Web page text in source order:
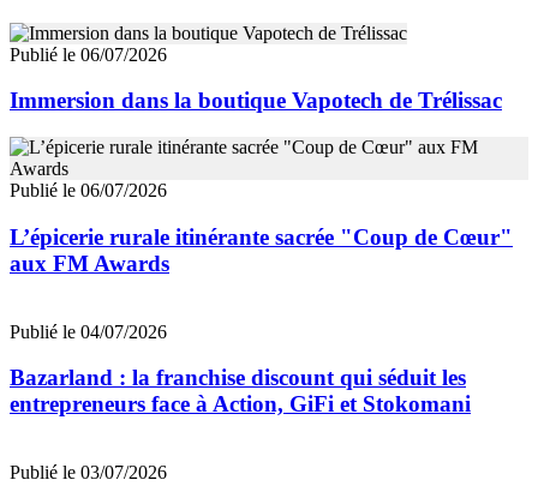
Publié le 06/07/2026
Immersion dans la boutique Vapotech de Trélissac
Publié le 06/07/2026
L’épicerie rurale itinérante sacrée "Coup de Cœur"
aux FM Awards
Publié le 04/07/2026
Bazarland : la franchise discount qui séduit les
entrepreneurs face à Action, GiFi et Stokomani
Publié le 03/07/2026